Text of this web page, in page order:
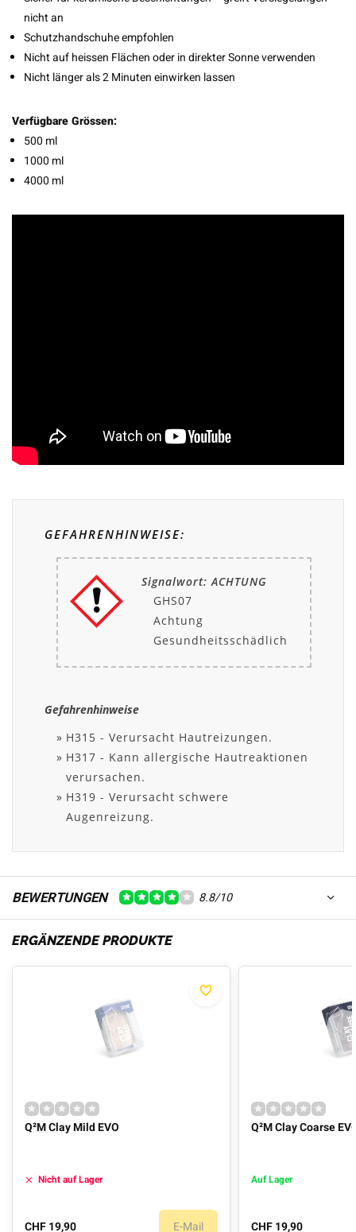
nicht an
Schutzhandschuhe empfohlen
Nicht auf heissen Flächen oder in direkter Sonne verwenden
Nicht länger als 2 Minuten einwirken lassen
Verfügbare Grössen:
500 ml
1000 ml
4000 ml
GEFAHRENHINWEISE:
Signalwort: ACHTUNG
GHS07
Achtung
Gesundheitsschädlich
Gefahrenhinweise
H315 - Verursacht Hautreizungen.
H317 - Kann allergische Hautreaktionen
verursachen.
H319 - Verursacht schwere
Augenreizung.
BEWERTUNGEN 8.8/10
ERGÄNZENDE PRODUKTE
Q²M Clay Mild EVO
Nicht auf Lager
CHF 19,90 E-Mail
Q²M Clay Coarse
Auf Lager
CHF 19,90